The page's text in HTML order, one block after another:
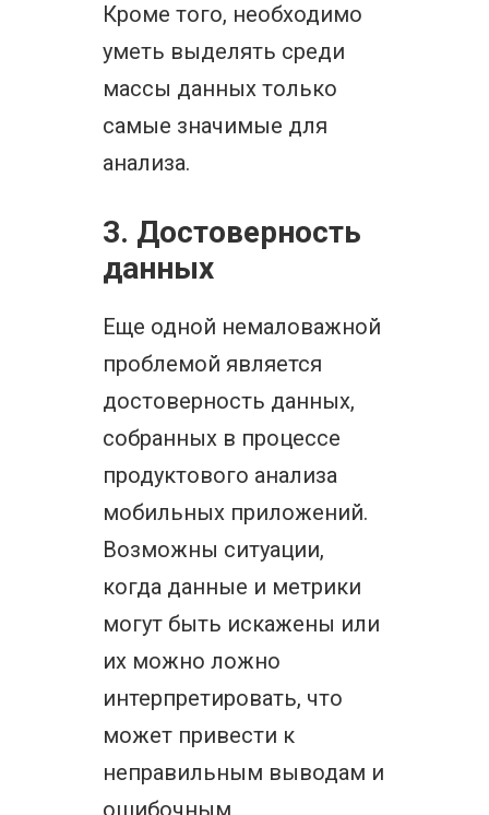
Кроме того, необходимо
уметь выделять среди
массы данных только
самые значимые для
анализа.
3. Достоверность
данных
Еще одной немаловажной
проблемой является
достоверность данных,
собранных в процессе
продуктового анализа
мобильных приложений.
Возможны ситуации,
когда данные и метрики
могут быть искажены или
их можно ложно
интерпретировать, что
может привести к
неправильным выводам и
ошибочным